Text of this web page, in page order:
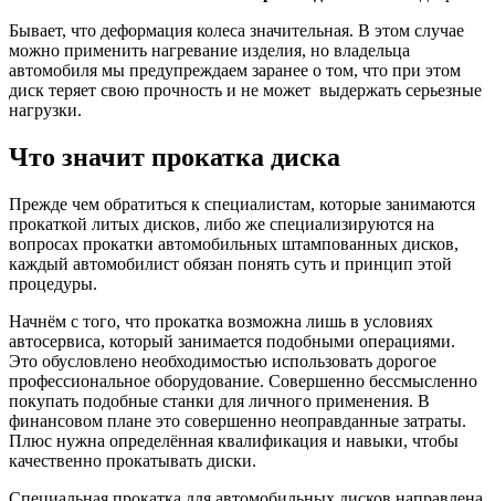
Бывает, что деформация колеса значительная. В этом случае
можно применить нагревание изделия, но владельца
автомобиля мы предупреждаем заранее о том, что при этом
диск теряет свою прочность и не может выдержать серьезные
нагрузки.
Что значит прокатка диска
Прежде чем обратиться к специалистам, которые занимаются
прокаткой литых дисков, либо же специализируются на
вопросах прокатки автомобильных штампованных дисков,
каждый автомобилист обязан понять суть и принцип этой
процедуры.
Начнём с того, что прокатка возможна лишь в условиях
автосервиса, который занимается подобными операциями.
Это обусловлено необходимостью использовать дорогое
профессиональное оборудование. Совершенно бессмысленно
покупать подобные станки для личного применения. В
финансовом плане это совершенно неоправданные затраты.
Плюс нужна определённая квалификация и навыки, чтобы
качественно прокатывать диски.